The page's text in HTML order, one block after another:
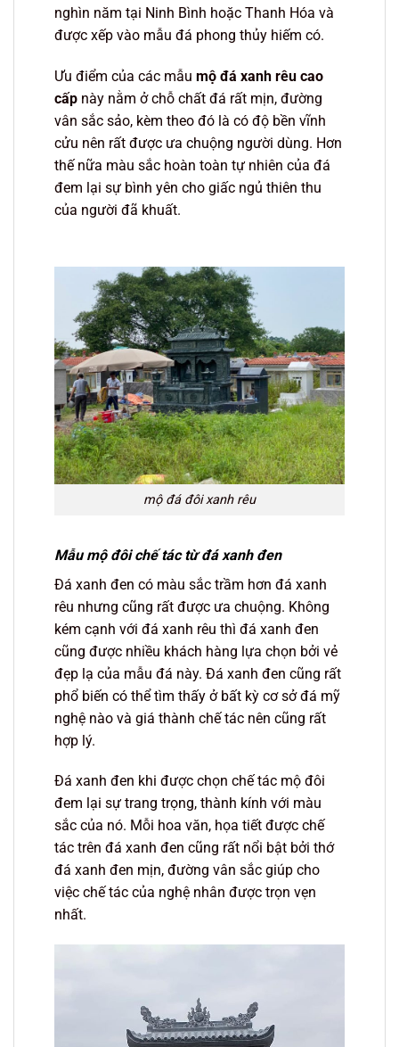
nghìn năm tại Ninh Bình hoặc Thanh Hóa và
được xếp vào mẫu đá phong thủy hiếm có.
Ưu điểm của các mẫu mộ đá xanh rêu cao
cấp này nằm ở chỗ chất đá rất mịn, đường
vân sắc sảo, kèm theo đó là có độ bền vĩnh
cửu nên rất được ưa chuộng người dùng. Hơn
thế nữa màu sắc hoàn toàn tự nhiên của đá
đem lại sự bình yên cho giấc ngủ thiên thu
của người đã khuất.
mộ đá đôi xanh rêu
Mẫu mộ đôi chế tác từ đá xanh đen
Đá xanh đen có màu sắc trầm hơn đá xanh
rêu nhưng cũng rất được ưa chuộng. Không
kém cạnh với đá xanh rêu thì đá xanh đen
cũng được nhiều khách hàng lựa chọn bởi vẻ
đẹp lạ của mẫu đá này. Đá xanh đen cũng rất
phổ biến có thể tìm thấy ở bất kỳ cơ sở đá mỹ
nghệ nào và giá thành chế tác nên cũng rất
hợp lý.
Đá xanh đen khi được chọn chế tác mộ đôi
đem lại sự trang trọng, thành kính với màu
sắc của nó. Mỗi hoa văn, họa tiết được chế
tác trên đá xanh đen cũng rất nổi bật bởi thớ
đá xanh đen mịn, đường vân sắc giúp cho
việc chế tác của nghệ nhân được trọn vẹn
nhất.